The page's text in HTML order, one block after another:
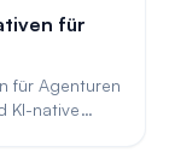
für
für Agenturen
KI-native